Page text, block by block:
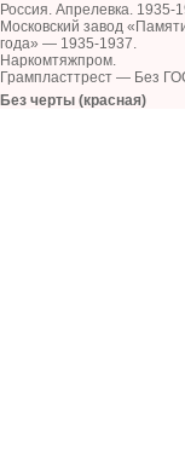
Россия. Апрелевка. 1935-
Московский завод
года» — 1935-1937.
Наркомтяжпром.
Грампласттрест — Без
Без черты (красная)